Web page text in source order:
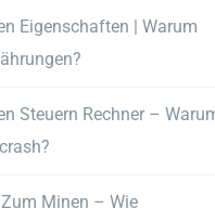
Eigenschaften | Warum
Steuern Rechner –
Minen – Wie